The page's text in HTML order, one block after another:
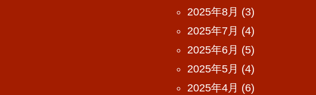
2025年8月 (3)
2025年7月 (4)
2025年6月 (5)
2025年5月 (4)
2025年4月 (6)